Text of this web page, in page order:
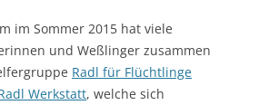
im Sommer 2015 hat viele
und Weßlinger zusammen
Radl für Flüchtlinge
Werkstatt, welche sich